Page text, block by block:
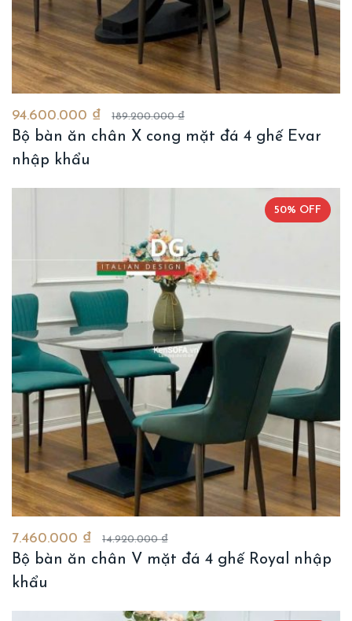
94.600.000 ₫ 189.200.000 ₫
Bộ bàn ăn chân X cong mặt đá 4 ghế Evar
nhập khẩu
50% OFF
7.460.000 ₫ 14.920.000 ₫
Bộ bàn ăn chân V mặt đá 4 ghế Royal nhập
khẩu